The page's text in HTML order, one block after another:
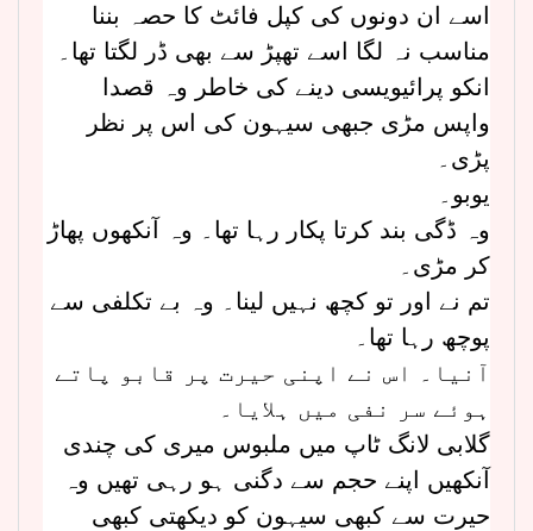
اسے ان دونوں کی کپل فائٹ کا حصہ بننا
مناسب نہ لگا اسے تھپڑ سے بھی ڈر لگتا تھا۔
انکو پرائیویسی دینے کی خاطر وہ قصدا
واپس مڑی جبھی سیہون کی اس پر نظر
پڑی۔
یوبو۔
وہ ڈگی بند کرتا پکار رہا تھا۔ وہ آنکھوں پھاڑ
کر مڑی۔
تم نے اور تو کچھ نہیں لینا۔ وہ بے تکلفی سے
پوچھ رہا تھا۔
آنیا۔ اس نے اپنی حیرت پر قابو پاتے
ہوئے سر نفی میں ہلایا۔
گلابی لانگ ٹاپ میں ملبوس میری کی چندی
آنکھیں اپنے حجم سے دگنی ہو رہی تھیں وہ
حیرت سے کبھی سیہون کو دیکھتی کبھی